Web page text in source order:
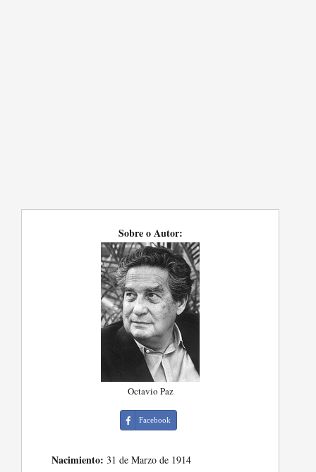
Sobre o Autor:
Octavio Paz
Facebook
Nacimiento: 31 de Marzo de 1914